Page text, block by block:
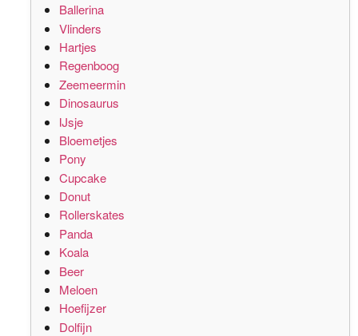
Ballerina
Vlinders
Hartjes
Regenboog
Zeemeermin
Dinosaurus
IJsje
Bloemetjes
Pony
Cupcake
Donut
Rollerskates
Panda
Koala
Beer
Meloen
Hoefijzer
Dolfijn